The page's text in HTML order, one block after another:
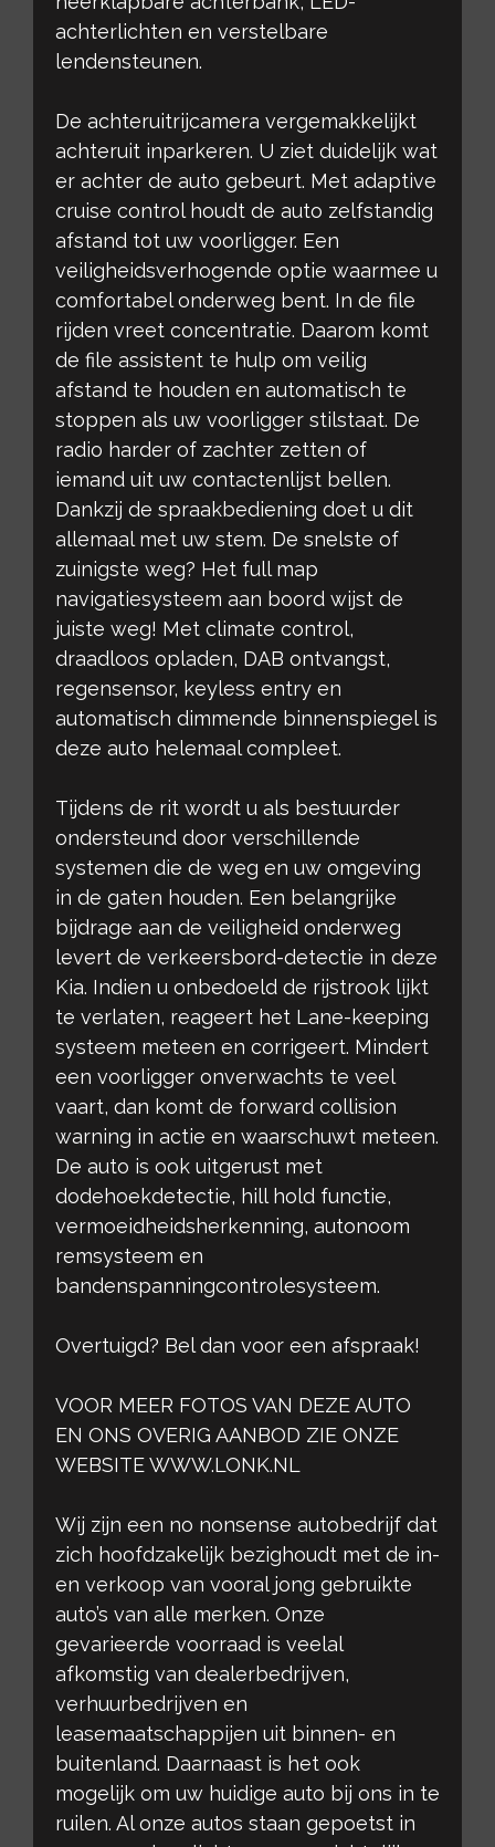
achterlichten en verstelbare
lendensteunen.
De achteruitrijcamera vergemakkelijkt
achteruit inparkeren. U ziet duidelijk wat
er achter de auto gebeurt. Met adaptive
cruise control houdt de auto zelfstandig
afstand tot uw voorligger. Een
veiligheidsverhogende optie waarmee u
comfortabel onderweg bent. In de file
rijden vreet concentratie. Daarom komt
de file assistent te hulp om veilig
afstand te houden en automatisch te
stoppen als uw voorligger stilstaat. De
radio harder of zachter zetten of
iemand uit uw contactenlijst bellen.
Dankzij de spraakbediening doet u dit
allemaal met uw stem. De snelste of
zuinigste weg? Het full map
navigatiesysteem aan boord wijst de
juiste weg! Met climate control,
draadloos opladen, DAB ontvangst,
regensensor, keyless entry en
automatisch dimmende binnenspiegel is
deze auto helemaal compleet.
Tijdens de rit wordt u als bestuurder
ondersteund door verschillende
systemen die de weg en uw omgeving
in de gaten houden. Een belangrijke
bijdrage aan de veiligheid onderweg
levert de verkeersbord-detectie in deze
Kia. Indien u onbedoeld de rijstrook lijkt
te verlaten, reageert het Lane-keeping
systeem meteen en corrigeert. Mindert
een voorligger onverwachts te veel
vaart, dan komt de forward collision
warning in actie en waarschuwt meteen.
De auto is ook uitgerust met
dodehoekdetectie, hill hold functie,
vermoeidheidsherkenning, autonoom
remsysteem en
bandenspanningcontrolesysteem.
Overtuigd? Bel dan voor een afspraak!
VOOR MEER FOTOS VAN DEZE AUTO
EN ONS OVERIG AANBOD ZIE ONZE
WEBSITE WWW.LONK.NL
Wij zijn een no nonsense autobedrijf dat
zich hoofdzakelijk bezighoudt met de in-
en verkoop van vooral jong gebruikte
auto’s van alle merken. Onze
gevarieerde voorraad is veelal
afkomstig van dealerbedrijven,
verhuurbedrijven en
leasemaatschappijen uit binnen- en
buitenland. Daarnaast is het ook
mogelijk om uw huidige auto bij ons in te
ruilen. Al onze autos staan gepoetst in